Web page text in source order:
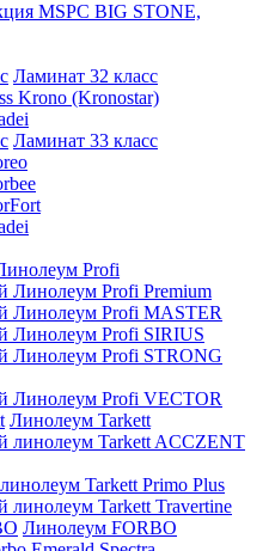
MSPC BIG STONE,
Ламинат 32 класс
Krono (Kronostar)
Ламинат 33 класс
Profi
Линолеум Profi Premium
Линолеум Profi MASTER
Линолеум Profi SIRIUS
Линолеум Profi STRONG
Линолеум Profi VECTOR
Линолеум Tarkett
линолеум Tarkett ACCZENT
Tarkett Primo Plus
линолеум Tarkett Travertine
Линолеум FORBO